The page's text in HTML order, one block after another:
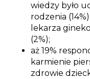
wiedzy było
rodzenia
lekarza
(2%);
aż 19%
karmienie
zdrowie